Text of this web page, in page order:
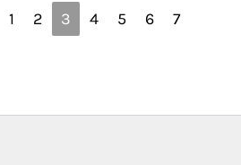
1 2 3 4 5 6
7